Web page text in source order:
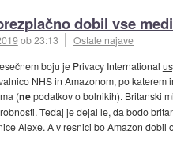
dobil vse
ob 23:13 Ostale najave
boju je Privacy International
NHS in Amazonom, po
(nepodatkov o bolnikih). Britanski
Tedaj je dejal le, da bodo
Alexe. A v resnici bo Amazon